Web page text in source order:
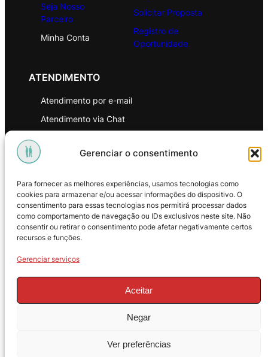
Gerenciar o consentimento
Para fornecer as melhores experiências, usamos tecnologias como
cookies para armazenar e/ou acessar informações do dispositivo. O
consentimento para essas tecnologias nos permitirá processar dados
como comportamento de navegação ou IDs exclusivos neste site. Não
consentir ou retirar o consentimento pode afetar negativamente certos
recursos e funções.
Gerenciar serviços
Aceitar
Negar
Ver preferências
Seja Nosso
Parceiro
Minha Conta
Solicitar Proposta
Registro de
Oportunidade
ATENDIMENTO
Atendimento por e-mail
Atendimento via Chat
Política de Privacidade
Política de Troca e Devoluções
Política de Reembolso
18.269.230/0001-16. Todos os direitos